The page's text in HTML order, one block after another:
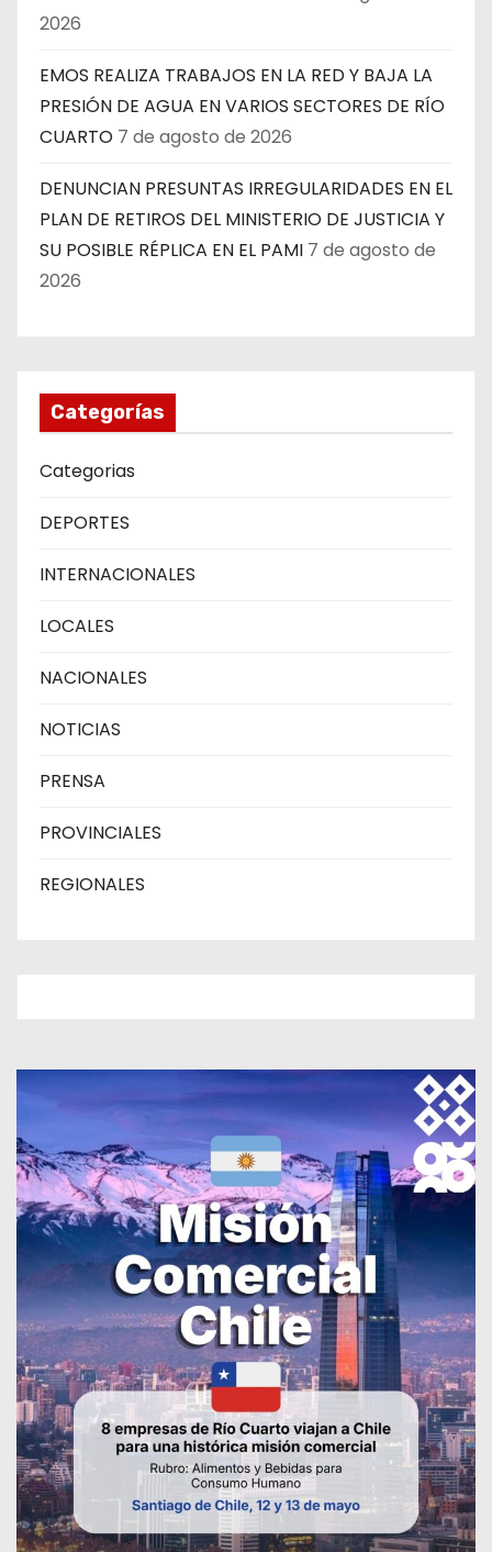
2026
EMOS REALIZA TRABAJOS EN LA RED Y BAJA LA
PRESIÓN DE AGUA EN VARIOS SECTORES DE RÍO
CUARTO 7 de agosto de 2026
DENUNCIAN PRESUNTAS IRREGULARIDADES EN EL
PLAN DE RETIROS DEL MINISTERIO DE JUSTICIA Y
SU POSIBLE RÉPLICA EN EL PAMI 7 de agosto de
2026
Categorías
Categorias
DEPORTES
INTERNACIONALES
LOCALES
NACIONALES
NOTICIAS
PRENSA
PROVINCIALES
REGIONALES